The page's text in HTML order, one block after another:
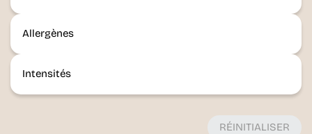
Allergènes
Intensités
RÉINITIALISER